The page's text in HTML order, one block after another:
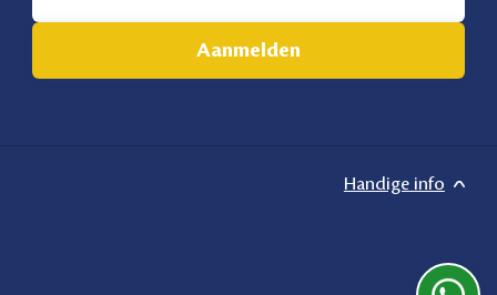
Handige info